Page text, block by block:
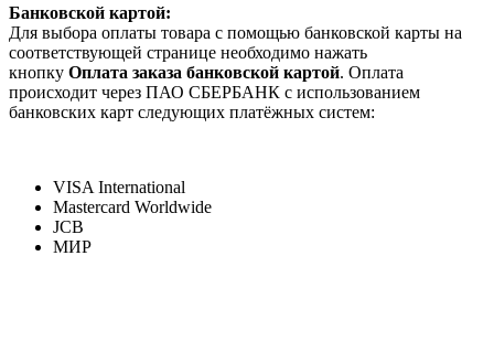
Банковской картой:
Для выбора оплаты товара с помощью банковской карты на
соответствующей странице необходимо нажать
кнопку Оплата заказа банковской картой. Оплата
происходит через ПАО СБЕРБАНК с использованием
банковских карт следующих платёжных систем:
VISA International
Mastercard Worldwide
JCB
МИР